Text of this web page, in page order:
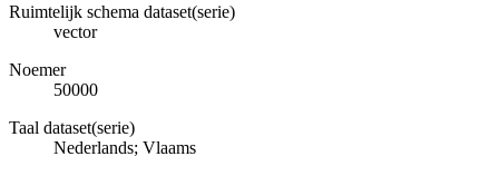
Ruimtelijk schema dataset(serie)
vector
Noemer
50000
Taal dataset(serie)
Nederlands; Vlaams